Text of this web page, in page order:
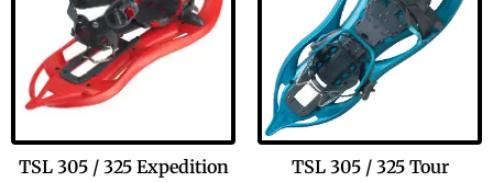
TSL 305 / 325 Expedition TSL 305 / 325 Tour